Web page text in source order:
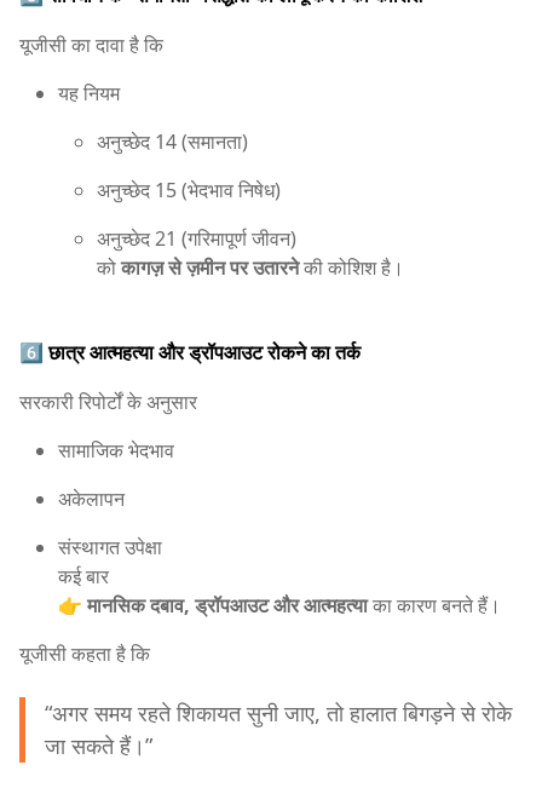
यूजीसी का दावा है कि
यह नियम
अनुच्छेद 14 (समानता)
अनुच्छेद 15 (भेदभाव निषेध)
अनुच्छेद 21 (गरिमापूर्ण जीवन)
कोकागज़ से ज़मीन पर उतारनेकी कोशिश है।
6️⃣छात्र आत्महत्या और ड्रॉपआउट रोकने का तर्क
सरकारी रिपोर्टों के अनुसार
सामाजिक भेदभाव
अकेलापन
संस्थागत उपेक्षा
कई बार
👉मानसिक दबाव, ड्रॉपआउट और आत्महत्याका कारण बनते हैं।
यूजीसी कहता है कि
“अगर समय रहते शिकायत सुनी जाए, तो हालात बिगड़ने से रोके
जा सकते हैं।”